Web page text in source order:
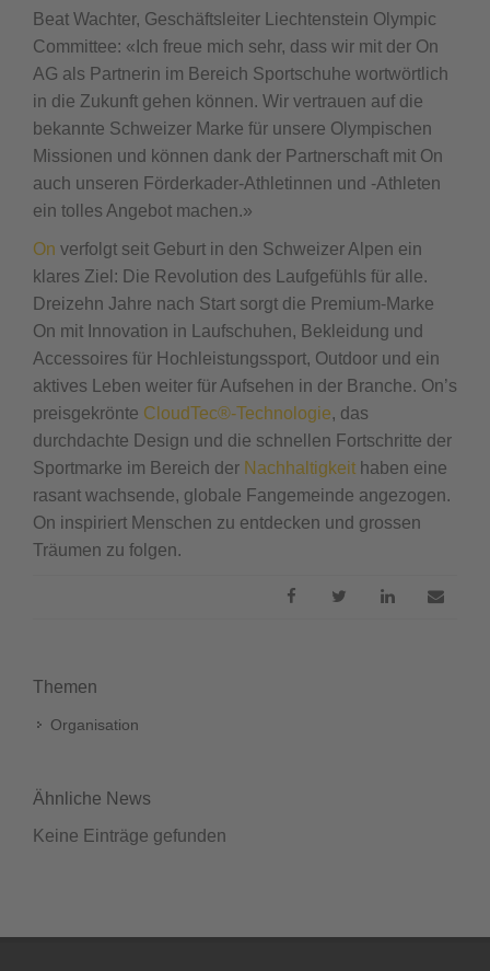
Beat Wachter, Geschäftsleiter Liechtenstein Olympic
Committee: «Ich freue mich sehr, dass wir mit der On
AG als Partnerin im Bereich Sportschuhe wortwörtlich
in die Zukunft gehen können. Wir vertrauen auf die
bekannte Schweizer Marke für unsere Olympischen
Missionen und können dank der Partnerschaft mit On
auch unseren Förderkader-Athletinnen und -Athleten
ein tolles Angebot machen.»
On verfolgt seit Geburt in den Schweizer Alpen ein
klares Ziel: Die Revolution des Laufgefühls für alle.
Dreizehn Jahre nach Start sorgt die Premium-Marke
On mit Innovation in Laufschuhen, Bekleidung und
Accessoires für Hochleistungssport, Outdoor und ein
aktives Leben weiter für Aufsehen in der Branche. On’s
preisgekrönte CloudTec®-Technologie, das
durchdachte Design und die schnellen Fortschritte der
Sportmarke im Bereich der Nachhaltigkeit haben eine
rasant wachsende, globale Fangemeinde angezogen.
On inspiriert Menschen zu entdecken und grossen
Träumen zu folgen.
Themen
Organisation
Ähnliche News
Keine Einträge gefunden